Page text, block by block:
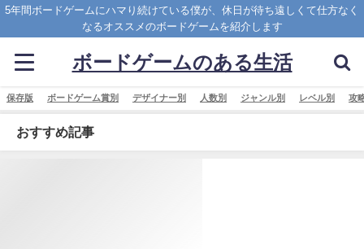
5年間ボードゲームにハマり続けている僕が、休日が待ち遠しくて仕方なく
なるオススメのボードゲームを紹介します
ボードゲームのある生活
保存版 ボードゲーム賞別 デザイナー別 人数別 ジャンル別 レベル別 攻
おすすめ記事